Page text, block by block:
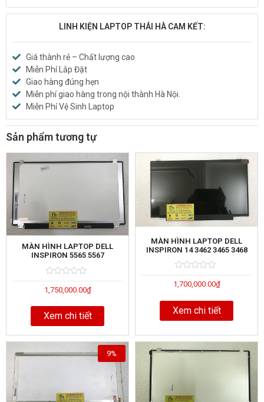
LINH KIỆN LAPTOP THÁI HÀ CAM KẾT:
Giá thành rẻ – Chất lượng cao
Miễn Phí Lắp Đặt
Giao hàng đúng hẹn
Miễn phí giao hàng trong nội thành Hà Nội.
Miễn Phí Vệ Sinh Laptop
Sản phẩm tương tự
MÀN HÌNH LAPTOP DELL
INSPIRON 5565 5567
0
of
1,750,000.00₫
Xem chi tiết
MÀN HÌNH LAPTOP DELL
INSPIRON 14 3462 3465 3468
0
of
1,700,000.00₫
Xem chi tiết
9%